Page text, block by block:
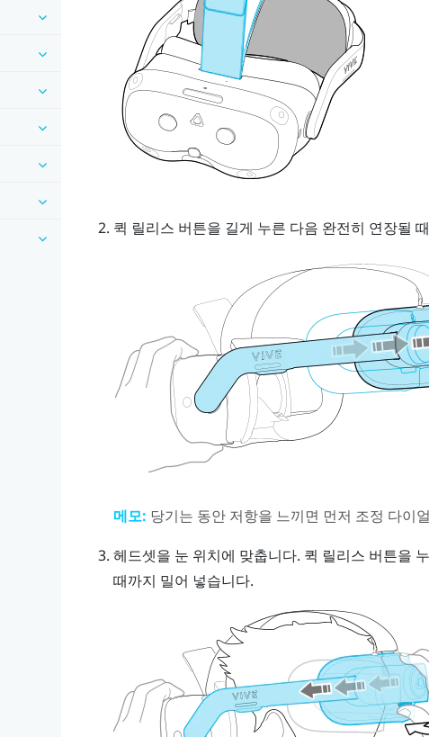
퀵 릴리스 버튼을 길게 누른 다음 완전히 연장될
메모: 당기는 동안 저항을 느끼면 먼저 조정 다이
헤드셋을 눈 위치에 맞춥니다. 퀵 릴리스 버튼을
때까지 밀어 넣습니다.